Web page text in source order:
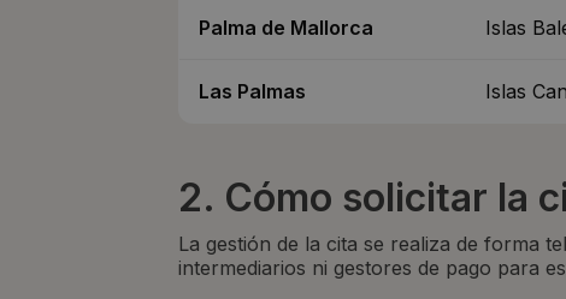
Palma de Mallorca Islas
Las Palmas Islas
2. Cómo solicitar la
La gestión de la cita se realiza de forma
intermediarios ni gestores de pago para